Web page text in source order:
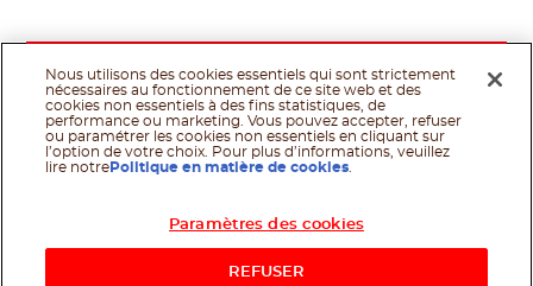
Nous utilisons des cookies essentiels qui sont strictement
nécessaires au fonctionnement de ce site web et des
cookies non essentiels à des fins statistiques, de
performance ou marketing. Vous pouvez accepter, refuser
ou paramétrer les cookies non essentiels en cliquant sur
l’option de votre choix. Pour plus d’informations, veuillez
lire notre Politique en matière de cookies
Paramètres des cookies
REFUSER